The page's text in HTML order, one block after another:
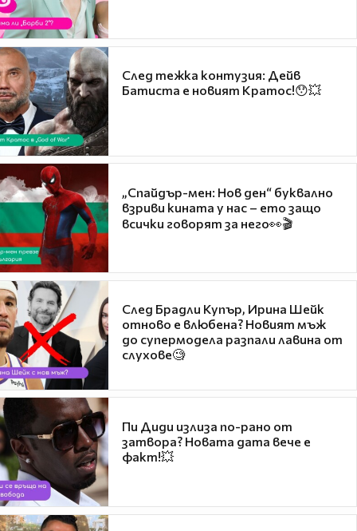
След тежка контузия: Дейв
Батиста е новият Кратос!😯💥
„Спайдър-мен: Нов ден“ буквално
взриви кината у нас – ето защо
всички говорят за него👀🎬
След Брадли Купър, Ирина Шейк
отново е влюбена? Новият мъж
до супермодела разпали лавина от
слухове🧐
Пи Диди излиза по-рано от
затвора? Новата дата вече е
факт!💥